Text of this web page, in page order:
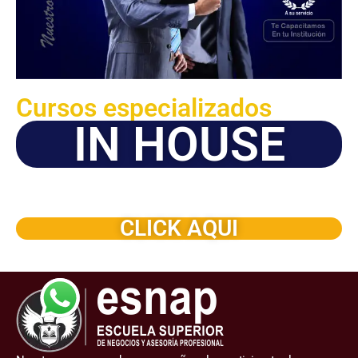
Cursos especializados
IN HOUSE
CLICK AQUI